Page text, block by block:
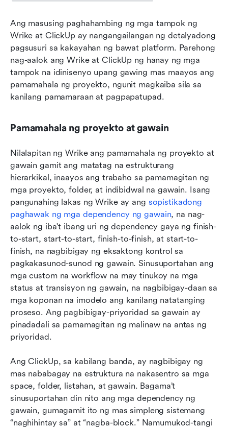
Ang masusing paghahambing ng mga tampok ng
Wrike at ClickUp ay nangangailangan ng detalyadong
pagsusuri sa kakayahan ng bawat platform. Parehong
nag-aalok ang Wrike at ClickUp ng hanay ng mga
tampok na idinisenyo upang gawing mas maayos ang
pamamahala ng proyekto, ngunit magkaiba sila sa
kanilang pamamaraan at pagpapatupad.
Pamamahala ng proyekto at gawain
Nilalapitan ng Wrike ang pamamahala ng proyekto at
gawain gamit ang matatag na estrukturang
hierarkikal, inaayos ang trabaho sa pamamagitan ng
mga proyekto, folder, at indibidwal na gawain. Isang
pangunahing lakas ng Wrike ay ang sopistikadong
paghawak ng mga dependency ng gawain, na nag-
aalok ng iba't ibang uri ng dependency gaya ng finish-
to-start, start-to-start, finish-to-finish, at start-to-
finish, na nagbibigay ng eksaktong kontrol sa
pagkakasunod-sunod ng gawain. Sinusuportahan ang
mga custom na workflow na may tinukoy na mga
status at transisyon ng gawain, na nagbibigay-daan sa
mga koponan na imodelo ang kanilang natatanging
proseso. Ang pagbibigay-priyoridad sa gawain ay
pinadadali sa pamamagitan ng malinaw na antas ng
priyoridad.
Ang ClickUp, sa kabilang banda, ay nagbibigay ng
mas nababagay na estruktura na nakasentro sa mga
space, folder, listahan, at gawain. Bagama’t
sinusuportahan din nito ang mga dependency ng
gawain, gumagamit ito ng mas simpleng sistemang
“naghihintay sa” at “nagba-block.” Namumukod-tangi